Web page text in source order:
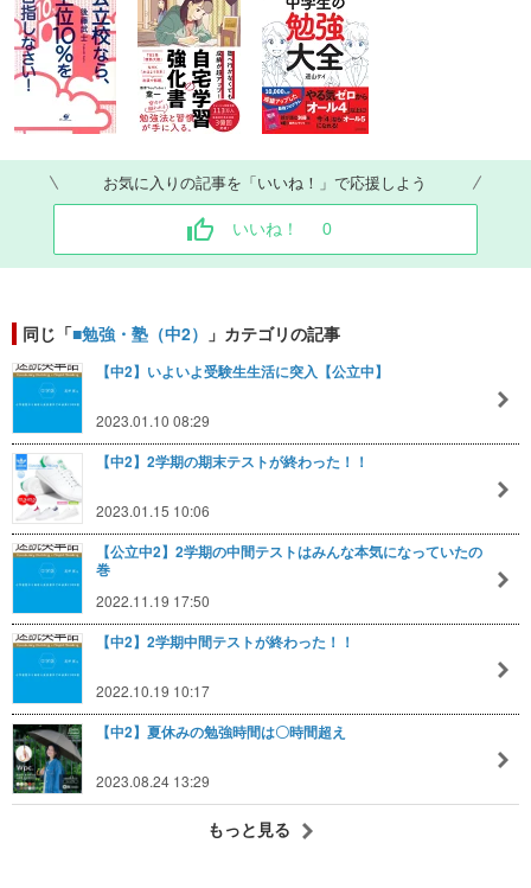
お気に入りの記事を「いいね！」で応援しよう
いいね！ 0
同じ「■勉強・塾（中2） 」カテゴリの記事
【中2】いよいよ受験生生活に突入【公立中】
2023.01.10 08:29
【中2】2学期の期末テストが終わった！！
2023.01.15 10:06
【公立中2】2学期の中間テストはみんな本気になっていたの
巻
2022.11.19 17:50
【中2】2学期中間テストが終わった！！
2022.10.19 10:17
【中2】夏休みの勉強時間は〇時間超え
2023.08.24 13:29
もっと見る